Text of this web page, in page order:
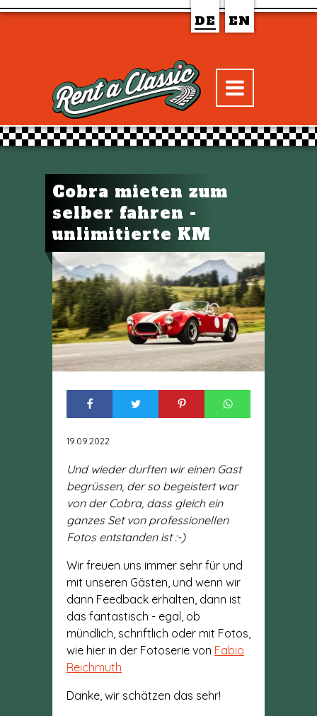
DE EN
Cobra mieten zum
selber fahren -
unlimitierte KM
19.09.2022
Und wieder durften wir einen Gast
begrüssen, der so begeistert war
von der Cobra, dass gleich ein
ganzes Set von professionellen
Fotos entstanden ist :-)
Wir freuen uns immer sehr für und
mit unseren Gästen, und wenn wir
dann Feedback erhalten, dann ist
das fantastisch - egal, ob
mündlich, schriftlich oder mit Fotos,
wie hier in der Fotoserie von Fabio
Reichmuth
Danke, wir schätzen das sehr!